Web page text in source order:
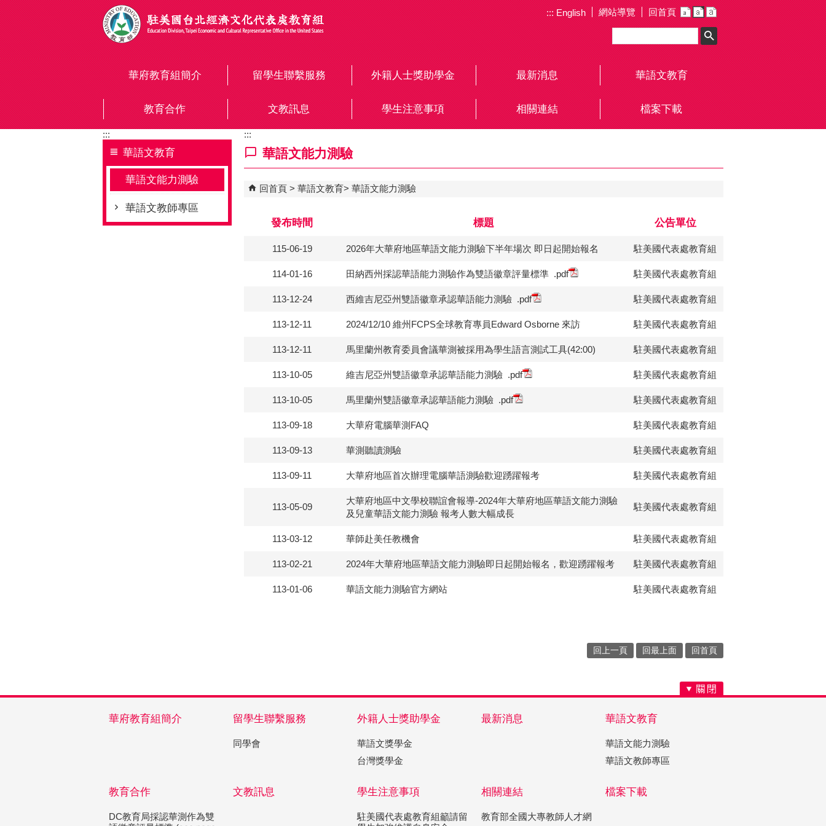
跳到主要內容區塊 :::English 網站導覽 回首頁
華府教育組簡介 留學生聯繫服務 外籍人士獎助學金 最新消息 華語文教育
教育合作 文教訊息 學生注意事項 相關連結 檔案下載
:::
華語文教育
華語文能力測驗
華語文教師專區
:::
華語文能力測驗
回首頁 華語文教育 華語文能力測驗
發布時間 標題 公告單位
115-06-19 2026年大華府地區華語文能力測驗下半年場次 即日起開始報名 駐美國代表處教育組
114-01-16 田納西州採認華語能力測驗作為雙語徽章評量標準 .pdf 駐美國代表處教育組
113-12-24 西維吉尼亞州雙語徽章承認華語能力測驗 .pdf 駐美國代表處教育組
113-12-11 2024/12/10 維州FCPS全球教育專員Edward Osborne 來訪 駐美國代表處教育組
113-12-11 馬里蘭州教育委員會議華測被採用為學生語言測試工具(42:00) 駐美國代表處教育組
113-10-05 維吉尼亞州雙語徽章承認華語能力測驗 .pdf 駐美國代表處教育組
113-10-05 馬里蘭州雙語徽章承認華語能力測驗 .pdf 駐美國代表處教育組
113-09-18 大華府電腦華測FAQ 駐美國代表處教育組
113-09-13 華測聽讀測驗 駐美國代表處教育組
113-09-11 大華府地區首次辦理電腦華語測驗歡迎踴躍報考 駐美國代表處教育組
113-05-09
大華府地區中文學校聯誼會報導-2024年大華府地區華語文能力測驗
及兒童華語文能力測驗 報考人數大幅成長
駐美國代表處教育組
113-03-12 華師赴美任教機會 駐美國代表處教育組
113-02-21 2024年大華府地區華語文能力測驗即日起開始報名，歡迎踴躍報考 駐美國代表處教育組
113-01-06 華語文能力測驗官方網站 駐美國代表處教育組
回上一頁 回最上面 回首頁
華府教育組簡介 留學生聯繫服務
同學會
外籍人士獎助學金
華語文獎學金
台灣獎學金
最新消息 華語文教育
華語文能力測驗
華語文教師專區
教育合作
DC教育局採認華測作為雙
文教訊息 學生注意事項
駐美國代表處教育組籲請留
相關連結
教育部全國大專教師人才網
檔案下載